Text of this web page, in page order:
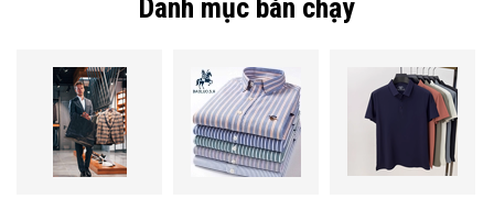
Danh mục bán chạy